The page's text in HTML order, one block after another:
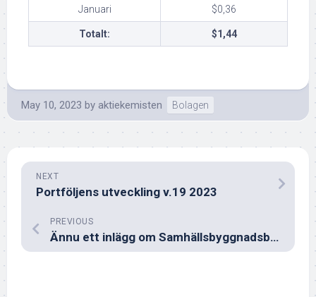
Januari $0,36
Totalt: $1,44
May 10, 2023 by aktiekemisten Bolagen
NEXT
Portföljens utveckling v.19 2023
PREVIOUS
Ännu ett inlägg om Samhällsbyggnadsbolaget